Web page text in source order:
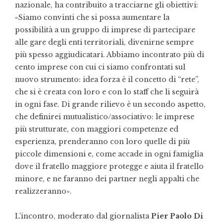
nazionale, ha contribuito a tracciarne gli obiettivi:
«Siamo convinti che si possa aumentare la
possibilità a un gruppo di imprese di partecipare
alle gare degli enti territoriali, divenirne sempre
più spesso aggiudicatari. Abbiamo incontrato più di
cento imprese con cui ci siamo confrontati sul
nuovo strumento: idea forza è il concetto di “rete”,
che si è creata con loro e con lo staff che li seguirà
in ogni fase. Di grande rilievo è un secondo aspetto,
che definirei mutualistico/associativo: le imprese
più strutturate, con maggiori competenze ed
esperienza, prenderanno con loro quelle di più
piccole dimensioni e, come accade in ogni famiglia
dove il fratello maggiore protegge e aiuta il fratello
minore, e ne faranno dei partner negli appalti che
realizzeranno».
L’incontro, moderato dal giornalistaPier Paolo Di